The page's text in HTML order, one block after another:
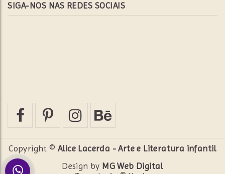
SIGA-NOS NAS REDES SOCIAIS
Copyright © Alice Lacerda - Arte e Literatura infantil
Design by MG Web Digital